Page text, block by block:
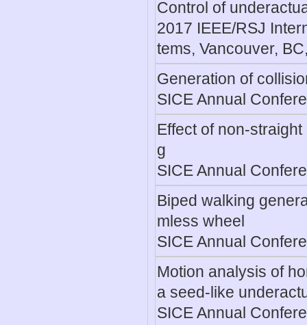
Control of
2017 IEEE/RSJ
tems, Vancouver,
Generation of
SICE Annual
Effect of non-
g
SICE Annual
Biped walking
mless wheel
SICE Annual
Motion analysis of
a seed-like
SICE Annual